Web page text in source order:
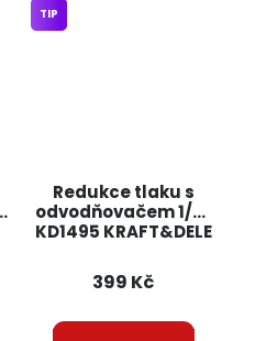
Redukce tlaku s
odvodňovačem 1/4"
KD1495 KRAFT&DELE
TIP
399 Kč